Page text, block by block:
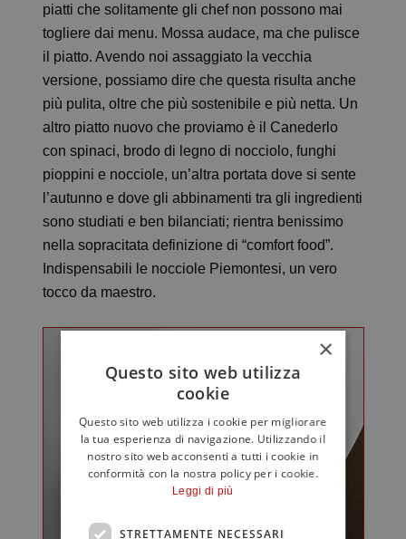
piatti che solitamente gli chef non possono mai
togliere dai menu. Mossa audace, ma che pulisce
il piatto. Avendo noi assaggiato la vecchia
versione, possiamo dire che questa risulta anche
più pulita, oltre che più sostenibile e più netta. Un
altro piatto nuovo che proviamo è il Canederlo
con spinaci, brodo di legno di nocciolo, funghi
pioppini e nocciole, un’altra portata dove si sente
l’autunno e dove gli abbinamenti tra gli ingredienti
sono studiati e ben bilanciati; rientra benissimo
nella sopracitata definizione di “comfort food”.
Indispensabili le nocciole Piemontesi, un vero
tocco da maestro.
×
Questo sito web utilizza
cookie
Questo sito web utilizza i cookie per migliorare
la tua esperienza di navigazione. Utilizzando il
nostro sito web acconsenti a tutti i cookie in
conformità con la nostra policy per i cookie.
Leggi di più
STRETTAMENTE NECESSARI